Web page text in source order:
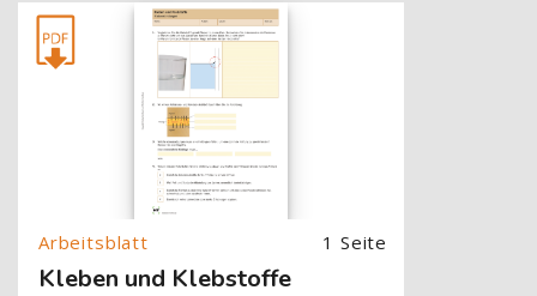
[Cocoon] About (Text with Image) überspringen
1 Seite
Kleben und Klebstoffe